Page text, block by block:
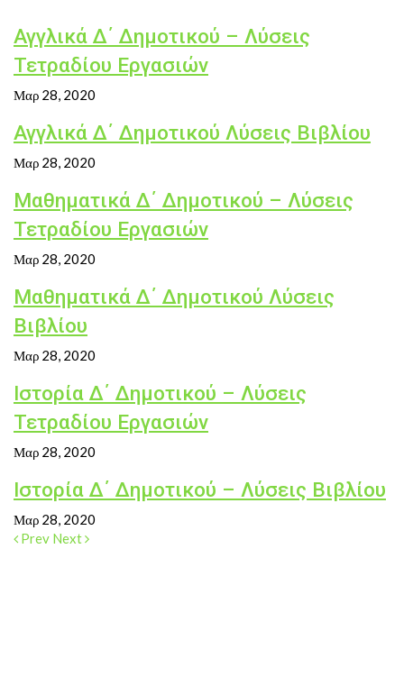
Αγγλικά Δ΄ Δημοτικού – Λύσεις
Τετραδίου Εργασιών
Μαρ 28, 2020
Αγγλικά Δ΄ Δημοτικού Λύσεις Βιβλίου
Μαρ 28, 2020
Μαθηματικά Δ΄ Δημοτικού – Λύσεις
Τετραδίου Εργασιών
Μαρ 28, 2020
Μαθηματικά Δ΄ Δημοτικού Λύσεις
Βιβλίου
Μαρ 28, 2020
Ιστορία Δ΄ Δημοτικού – Λύσεις
Τετραδίου Εργασιών
Μαρ 28, 2020
Ιστορία Δ΄ Δημοτικού – Λύσεις Βιβλίου
Μαρ 28, 2020
Prev Next